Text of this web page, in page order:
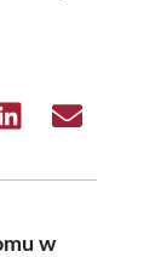
Share Share
w